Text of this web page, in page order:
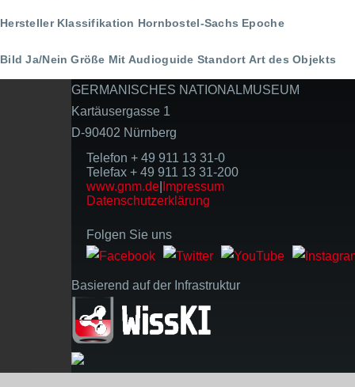
Hersteller Klassifikation Hornbostel-Sachs Epoche
Bild Ja/Nein Größe Mit Audioguide Standort Art des Objekts
GERMANISCHES NATIONALMUSEUM
Kartäusergasse 1
D-90402 Nürnberg
Telefon + 49 911 13 31-0
Telefax + 49 911 13 31-200
www.gnm.de Impressum
Datenschutzerklärung
Folgen Sie uns
Basierend auf der Infrastruktur